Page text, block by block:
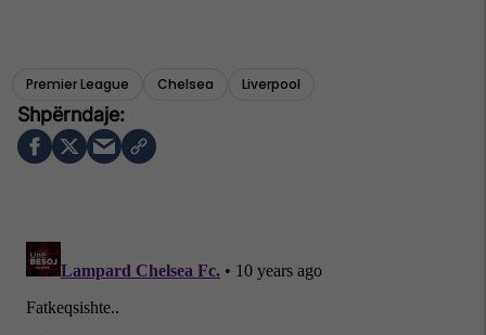
Premier League Chelsea Liverpool